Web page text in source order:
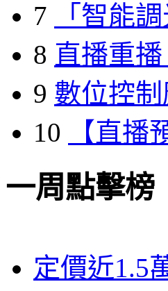
7
「智能
8 直播重
9 數位控
10
【直播
一周點擊榜
定價近1.5